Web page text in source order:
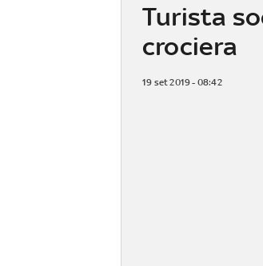
Turista
crociera
19 set 2019 - 08:42